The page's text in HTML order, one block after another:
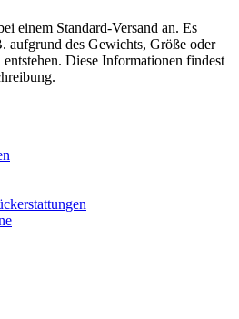
einem Standard-Versand an. Es
aufgrund des Gewichts, Größe oder
Diese Informationen findest